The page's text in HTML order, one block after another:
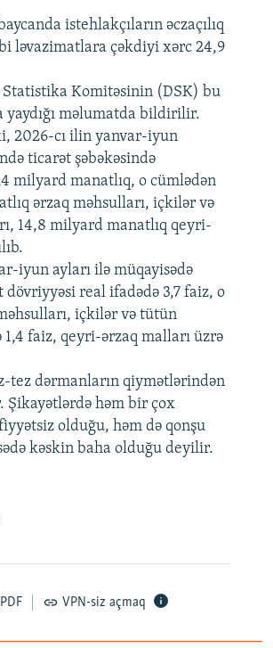
240p 360p 480p
720p 1080p
360p
480p
720p
1080p
istehlakçıların əczaçılıq
ləvazimatlara çəkdiyi xərc 24,9
Statistika Komitəsinin (DSK) bu
yaydığı məlumatda bildirilir.
2026-cı ilin yanvar-iyun
ticarət şəbəkəsində
milyard manatlıq, o cümlədən
ərzaq məhsulları, içkilər və
14,8 milyard manatlıq qeyri-
iyun ayları ilə müqayisədə
dövriyyəsi real ifadədə 3,7 faiz, o
içkilər və tütün
faiz, qeyri-ərzaq malları üzrə
tez dərmanların qiymətlərindən
Şikayətlərdə həm bir çox
olduğu, həm də qonşu
kəskin baha olduğu deyilir.
PDF VPN-siz açmaq